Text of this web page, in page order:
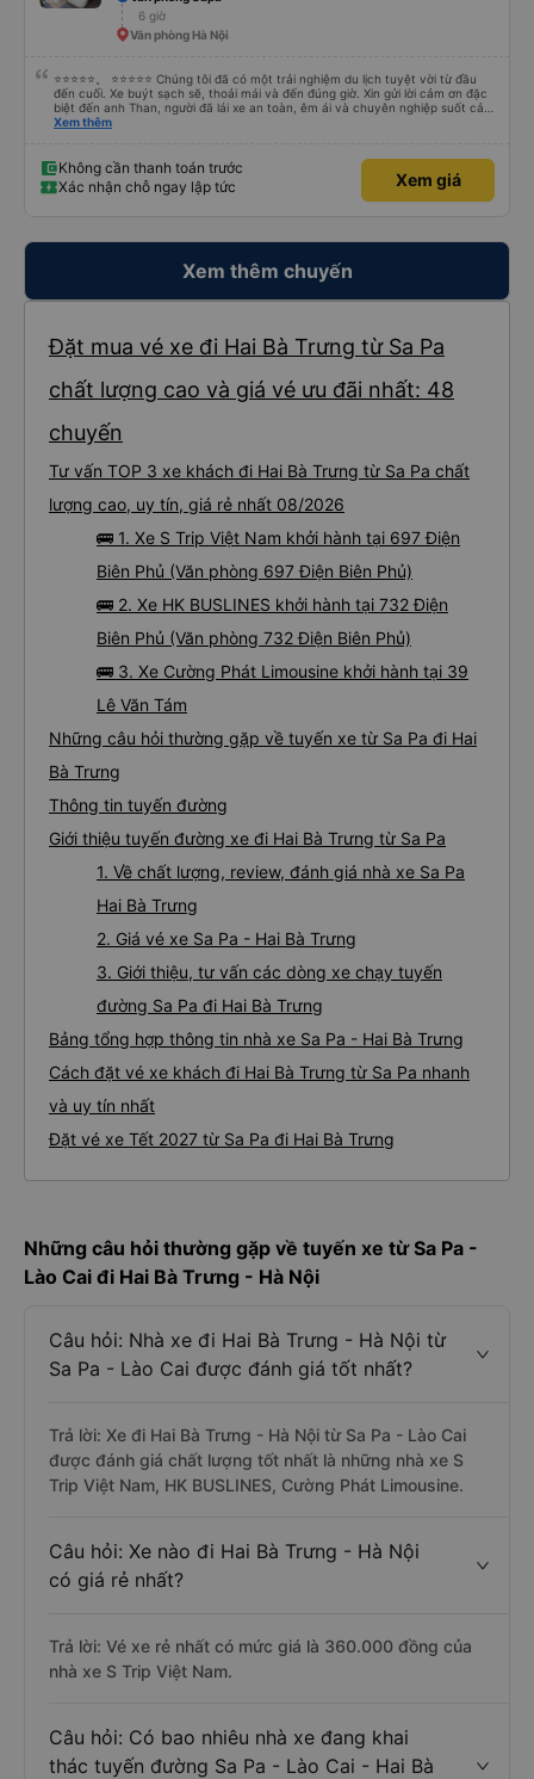
6 giờ
Văn phòng Hà Nội
⭐⭐⭐⭐⭐。 ⭐⭐⭐⭐⭐ Chúng tôi đã có một trải nghiệm du lịch tuyệt vời từ đầu
đến cuối. Xe buýt sạch sẽ, thoải mái và đến đúng giờ. Xin gửi lời cảm ơn đặc
biệt đến anh Than, người đã lái xe an toàn, êm ái và chuyên nghiệp suốt cả
hành trình. Sự cẩn thận của anh ấy khiến chúng tôi cảm thấy thoải mái và
và luôn nhanh chóng trả lời các câu hỏi của chúng tôi. Mọi thứ đều được tổ
chức tốt, khiến chuyến đi của chúng tôi suôn sẻ, thú vị và hoàn toàn không
căng thẳng. Chúng tôi thực sự đánh giá cao dịch vụ tuyệt vời và rất khuyến
Xem thêm
Không cần thanh toán trước
Xác nhận chỗ ngay lập tức
Xem giá
Xem thêm chuyến
Đặt mua vé xe đi Hai Bà Trưng từ Sa Pa
chất lượng cao và giá vé ưu đãi nhất: 48
chuyến
Tư vấn TOP 3 xe khách đi Hai Bà Trưng từ Sa Pa chất
lượng cao, uy tín, giá rẻ nhất 08/2026
🚌 1. Xe S Trip Việt Nam khởi hành tại 697 Điện
Biên Phủ (Văn phòng 697 Điện Biên Phủ)
🚌 2. Xe HK BUSLINES khởi hành tại 732 Điện
Biên Phủ (Văn phòng 732 Điện Biên Phủ)
🚌 3. Xe Cường Phát Limousine khởi hành tại 39
Lê Văn Tám
Những câu hỏi thường gặp về tuyến xe từ Sa Pa đi Hai
Bà Trưng
Thông tin tuyến đường
Giới thiệu tuyến đường xe đi Hai Bà Trưng từ Sa Pa
1. Về chất lượng, review, đánh giá nhà xe Sa Pa
Hai Bà Trưng
2. Giá vé xe Sa Pa - Hai Bà Trưng
3. Giới thiệu, tư vấn các dòng xe chạy tuyến
đường Sa Pa đi Hai Bà Trưng
Bảng tổng hợp thông tin nhà xe Sa Pa - Hai Bà Trưng
Cách đặt vé xe khách đi Hai Bà Trưng từ Sa Pa nhanh
và uy tín nhất
Đặt vé xe Tết 2027 từ Sa Pa đi Hai Bà Trưng
Những câu hỏi thường gặp về tuyến xe từ Sa Pa -
Lào Cai đi Hai Bà Trưng - Hà Nội
Câu hỏi: Nhà xe đi Hai Bà Trưng - Hà Nội từ
Sa Pa - Lào Cai được đánh giá tốt nhất?
Trả lời: Xe đi Hai Bà Trưng - Hà Nội từ Sa Pa - Lào Cai
được đánh giá chất lượng tốt nhất là những nhà xe S
Trip Việt Nam, HK BUSLINES, Cường Phát Limousine.
Câu hỏi: Xe nào đi Hai Bà Trưng - Hà Nội
có giá rẻ nhất?
Trả lời: Vé xe rẻ nhất có mức giá là 360.000 đồng của
nhà xe S Trip Việt Nam.
Câu hỏi: Có bao nhiêu nhà xe đang khai
thác tuyến đường Sa Pa - Lào Cai - Hai Bà